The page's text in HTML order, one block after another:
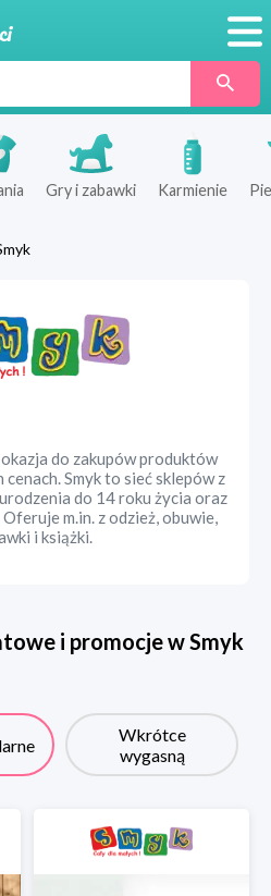
SklepyGry i zabawki Karmienie
do zakupów produktów
Smyk to sieć sklepów z
do 14 roku życia oraz
m.in. z odzież, obuwie,
i książki.
i promocje wSmyk
Wkrótce
wygasną